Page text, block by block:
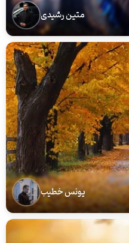
متین رشیدی
یونس خطیب